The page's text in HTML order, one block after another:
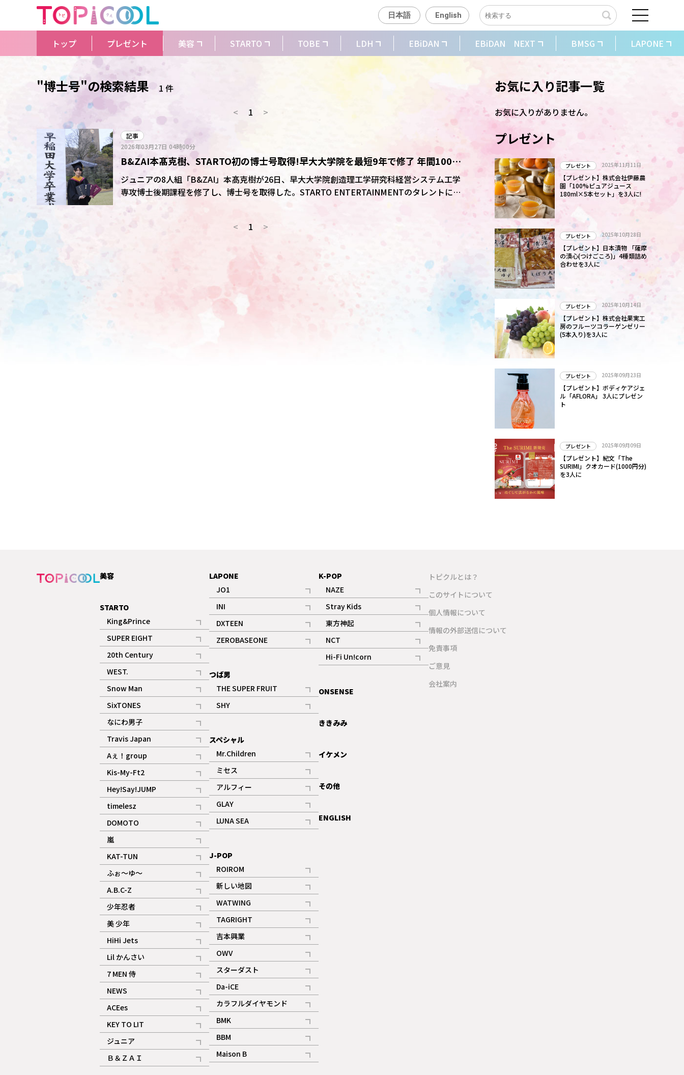
日本語 English
トップ プレゼント 美容 STARTO TOBE LDH EBiDAN EBiDAN NEXT BMSG LAPONE
"博士号"の検索結果
1 件
<
1 >
記事
2026年03月27日 04時00分
B&ZAI本髙克樹、STARTO初の博士号取得!早大大学院を最短9年で修了 年間100公
演と研究を両立
ジュニアの8人組「B&ZAI」本髙克樹が26日、早大大学院創造理工学研究科経営システム工学
専攻博士後期課程を修了し、博士号を取得した。STARTO ENTERTAINMENTのタレントによ
る博士号取得は初めて。名刺や署名に「Dr.」を冠することが可能となり「“ドクター”と好き
行われた学位授与式に出席。角帽をかぶり、マントをはためかせながら「博士号を取得するこ
Snow Man阿部亮平も院卒だが、博士課程修了は初。自身の研究を「“オペレーションズリサ
ーチ”という、数学とかを使って世の中をより良くしていく分野。エンターテインメントの世
界で改善できることはないか、というのが僕のテーマだった」と説明した。 大学入学から9年
間という最短年数での博士号取得には「自分でも誇らしい」と胸を張る。1年半以上研究業績
を上げられず、諦めかけたときもあったが「1年半ぐらい前から研究業績がポンポンと決まっ
< 1 >
お気に入り記事一覧
お気に入りがありません。
プレゼント
プレゼント 2025年11月11日
【プレゼント】株式会社伊藤農
園「100%ピュアジュース
180ml×5本セット」を3人に!
プレゼント 2025年10月28日
【プレゼント】日本漬物 「薩摩
の漬心(つけごころ)」4種類詰め
合わせを3人に
プレゼント 2025年10月14日
【プレゼント】株式会社果実工
房のフルーツコラーゲンゼリー
(5本入り)を3人に
プレゼント 2025年09月23日
【プレゼント】ボディケアジェ
ル「AFLORA」 3人にプレゼン
ト
プレゼント 2025年09月09日
【プレゼント】紀文「The
SURIMI」クオカード(1000円分)
を3人に
美容
STARTO
King&Prince
記事
SUPER EIGHT
記事
20th Century
記事
WEST.
記事
Snow Man
記事
ギャラリー
SixTONES
記事
ギャラリー
なにわ男子
記事
Travis Japan
記事
Aぇ！group
記事
Kis-My-Ft2
記事
ギャラリー
Hey!Say!JUMP
記事
timelesz
記事
DOMOTO
記事
嵐
記事
KAT-TUN
記事
ふぉ～ゆ～
記事
A.B.C-Z
記事
ギャラリー
少年忍者
記事
美 少年
記事
HiHi Jets
記事
Lil かんさい
記事
7 MEN 侍
記事
NEWS
記事
ACEes
記事
KEY TO LIT
記事
ジュニア
記事
Ｂ＆ＺＡＩ
記事
LAPONE
JO1
記事
ギャラリー
INI
記事
ギャラリー
DXTEEN
記事
ギャラリー
ZEROBASEONE
記事
つば男
THE SUPER FRUIT
記事
ギャラリー
SHY
記事
スペシャル
Mr.Children
記事
ミセス
記事
アルフィー
記事
GLAY
記事
LUNA SEA
記事
J-POP
ROIROM
記事
新しい地図
記事
WATWING
記事
TAGRIGHT
記事
吉本興業
記事
OWV
記事
ギャラリー
スターダスト
記事
Da-iCE
記事
カラフルダイヤモンド
記事
BMK
記事
ギャラリー
BBM
記事
ギャラリー
Maison B
記事
K-POP
NAZE
記事
Stray Kids
記事
東方神起
記事
NCT
記事
Hi-Fi Un!corn
記事
ONSENSE
ききみみ
イケメン
その他
ENGLISH
トピクルとは？
このサイトについて
個人情報について
情報の外部送信について
免責事項
ご意見
会社案内